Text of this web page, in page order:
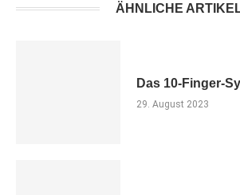
ÄHNLICHE
Das 10-Finger-
29. August 2023